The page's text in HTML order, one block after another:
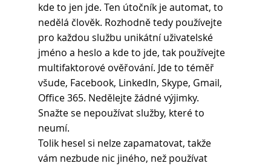
kde to jen jde. Ten útočník je automat, to
nedělá člověk. Rozhodně tedy používejte
pro každou službu unikátní uživatelské
jméno a heslo a kde to jde, tak používejte
multifaktorové ověřování. Jde to téměř
všude, Facebook, LinkedIn, Skype, Gmail,
Office 365. Nedělejte žádné výjimky.
Snažte se nepoužívat služby, které to
neumí.
Tolik hesel si nelze zapamatovat, takže
vám nezbude nic jiného, než používat